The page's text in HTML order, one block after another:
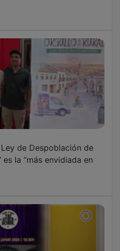
con música,
en un fin de semana